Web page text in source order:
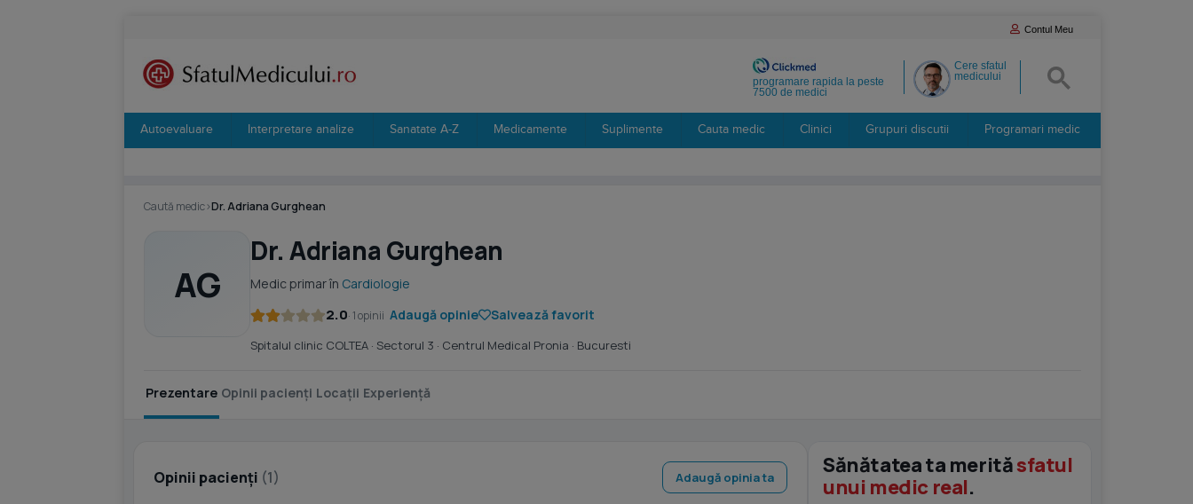
Contul Meu
Cere sfatul
medicului
programare rapida la peste
7500 de medici
Autoevaluare Interpretare analize Sanatate A-Z Medicamente Suplimente Cauta medic Clinici Grupuri discutii Programari medic
Caută medic›Dr. Adriana Gurghean
AG
Dr. Adriana Gurghean
Medic primar în Cardiologie
2.0· 1 opinii Adaugă opinie Salvează favorit
Spitalul clinic COLTEA · Sectorul 3 · Centrul Medical Pronia · Bucuresti
Prezentare Opinii pacienți Locații Experiență
Opinii pacienți (1) Adaugă opinia ta Sănătatea ta merităsfatul
unui medic real.